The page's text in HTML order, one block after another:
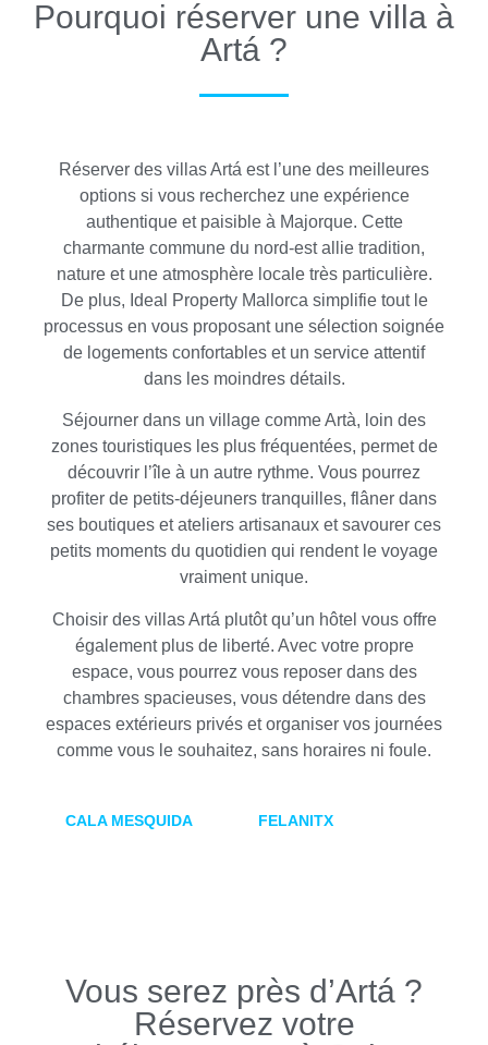
Pourquoi réserver une villa à
Artá ?
Réserver des villas Artá est l’une des meilleures
options si vous recherchez une expérience
authentique et paisible à Majorque. Cette
charmante commune du nord-est allie tradition,
nature et une atmosphère locale très particulière.
De plus, Ideal Property Mallorca simplifie tout le
processus en vous proposant une sélection soignée
de logements confortables et un service attentif
dans les moindres détails.
Séjourner dans un village comme Artà, loin des
zones touristiques les plus fréquentées, permet de
découvrir l’île à un autre rythme. Vous pourrez
profiter de petits-déjeuners tranquilles, flâner dans
ses boutiques et ateliers artisanaux et savourer ces
petits moments du quotidien qui rendent le voyage
vraiment unique.
Choisir des villas Artá plutôt qu’un hôtel vous offre
également plus de liberté. Avec votre propre
espace, vous pourrez vous reposer dans des
chambres spacieuses, vous détendre dans des
espaces extérieurs privés et organiser vos journées
comme vous le souhaitez, sans horaires ni foule.
CALA MESQUIDA FELANITX
Vous serez près d’Artá ?
Réservez votre